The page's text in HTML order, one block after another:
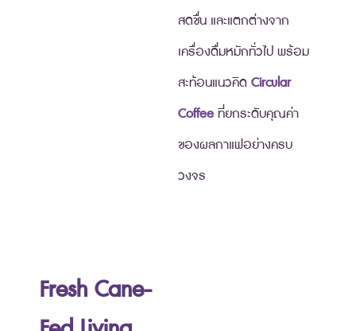
สดชื่น และแตกต่างจาก
เครื่องดื่มหมักทั่วไป พร้อม
สะท้อนแนวคิด Circular
Coffee ที่ยกระดับคุณค่า
ของผลกาแฟอย่างครบ
วงจร
Fresh Cane-